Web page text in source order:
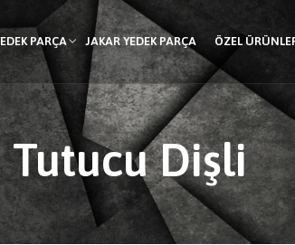
PARÇA JAKAR YEDEK PARÇA ÖZEL
Tutucu Dişli